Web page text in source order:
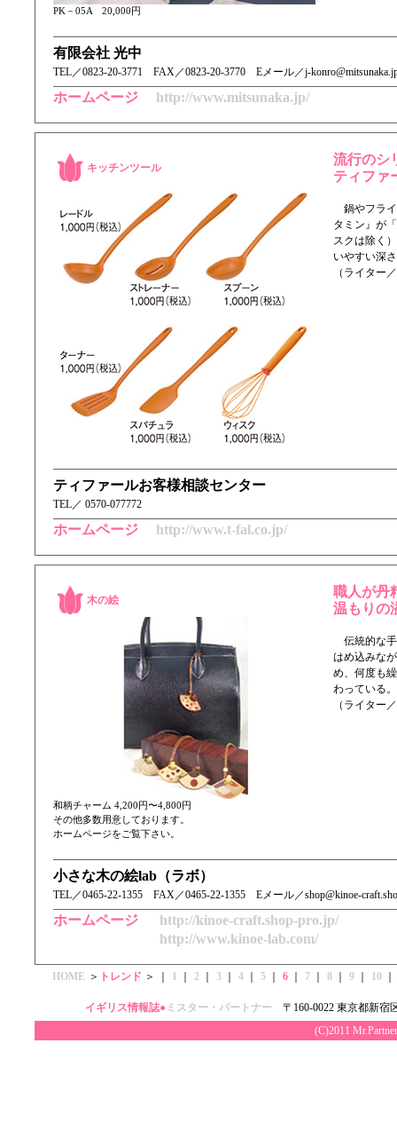
PK－05A 20,000円
有限会社 光中
TEL／ 0823-20-3771 FAX／0823-20-3770 Eメール／j-
ホームページ http://www.mitsunaka.jp/
キッチンツール
流行のシ
ティファ
鍋やフライ
タミン』が
スクは除く
いやすい深
（ライター
ティファールお客様相談センター
TEL／ 0570-077772
ホームページ http://www.t-fal.co.jp/
木の絵
和柄チャーム 4,200円〜4,800円
その他多数用意しております。
ホームページをご覧下さい。
職人が丹
温もりの
伝統的な手
はめ込みな
め、何度も
わっている
（ライター
小さな木の絵lab（ラボ）
TEL／ 0465-22-1355 FAX／0465-22-1355 Eメール／shop@kinoe-
ホームページ
http://kinoe-craft.shop-pro.jp/
http://www.kinoe-lab.com/
HOME ＞ トレンド ＞ ｜ 1 2 3 4 5 6 7 8 9 10
イギリス情報誌●ミスター・パートナー
〒160-0022 東京都新
(C)2011